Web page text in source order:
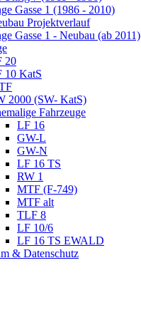
Gasse 1 (1986 - 2010)
Projektverlauf
Gasse 1 - Neubau (ab 2011)
20
10 KatS
2000 (SW- KatS)
Fahrzeuge
LF 16
GW-L
GW-N
LF 16 TS
RW 1
MTF (F-749)
MTF alt
TLF 8
LF 10/6
LF 16 TS EWALD
& Datenschutz